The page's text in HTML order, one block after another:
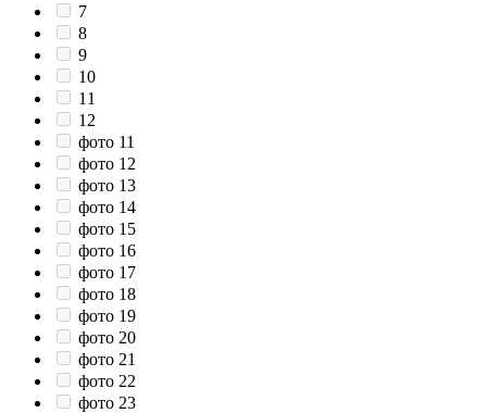
7
8
9
10
11
12
фото 11
фото 12
фото 13
фото 14
фото 15
фото 16
фото 17
фото 18
фото 19
фото 20
фото 21
фото 22
фото 23